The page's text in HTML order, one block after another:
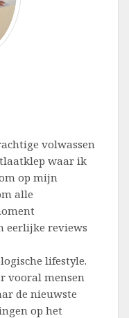
volwassen
waar ik
op mijn
alle
eerlijke reviews
lifestyle.
vooral mensen
de nieuwste
op het